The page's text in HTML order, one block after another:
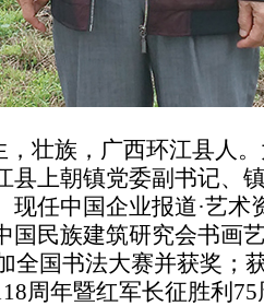
壮族，广西环江县人。
县上朝镇党委副书记、
现任中国企业报道·艺术
国民族建筑研究会书画
全国书法大赛并获奖；
周年暨红军长征胜利